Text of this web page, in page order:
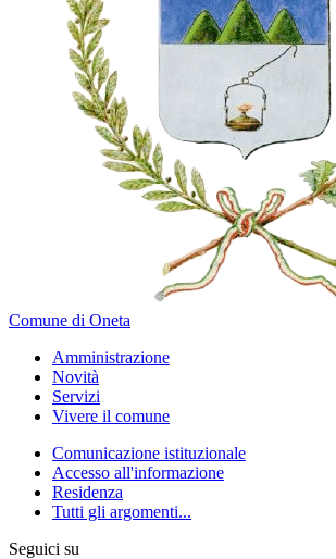
Comune di Oneta
Amministrazione
Novità
Servizi
Vivere il comune
Comunicazione istituzionale
Accesso all'informazione
Residenza
Tutti gli argomenti...
Seguici su